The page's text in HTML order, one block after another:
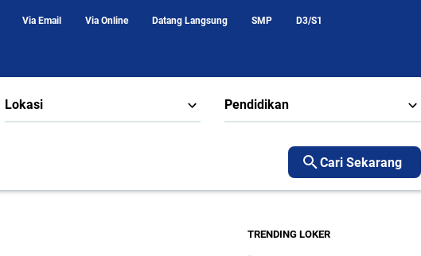
Via Email Via Online Datang Langsung SMP D3/S1
Lokasi Pendidikan
Cari Sekarang
TRENDING LOKER